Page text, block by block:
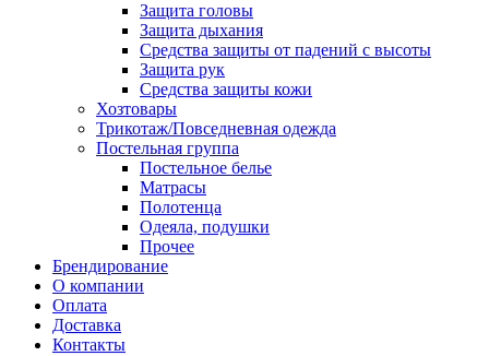
Защита головы
Защита дыхания
Средства защиты от падений с высоты
Защита рук
Средства защиты кожи
Хозтовары
Трикотаж/Повседневная одежда
Постельная группа
Постельное белье
Матрасы
Полотенца
Одеяла, подушки
Прочее
Брендирование
О компании
Оплата
Доставка
Контакты